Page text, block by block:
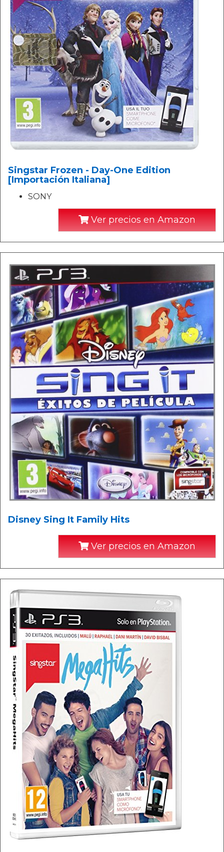
Singstar Frozen - Day-One Edition
[Importación Italiana]
SONY
Ver precios en Amazon
Disney Sing It Family Hits
Ver precios en Amazon